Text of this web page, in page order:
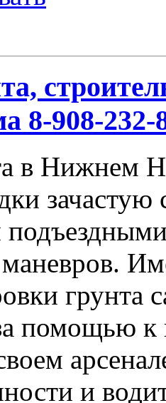
8-908-232-
в Нижнем
зачастую
грунта
помощью
и